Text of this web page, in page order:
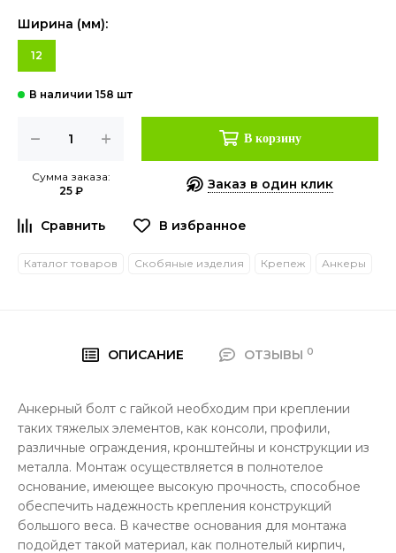
Ширина (мм):
12
Сумма заказа:
25 ₽
В корзину
Заказ в один клик
Каталог товаров Скобяные изделия Крепеж Анкеры
ОПИСАНИЕ ОТЗЫВЫ 0
Анкерный болт с гайкой необходим при креплении
таких тяжелых элементов, как консоли, профили,
различные ограждения, кронштейны и конструкции из
металла. Монтаж осуществляется в полнотелое
основание, имеющее высокую прочность, способное
обеспечить надежность крепления конструкций
большого веса. В качестве основания для монтажа
подойдет такой материал, как полнотелый кирпич,